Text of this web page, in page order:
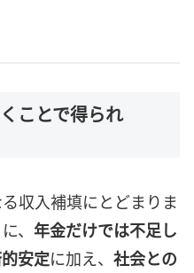
ことで得られ
収入補填にとどまりま
、 年金だけでは不足し
安定に加え、 社会との